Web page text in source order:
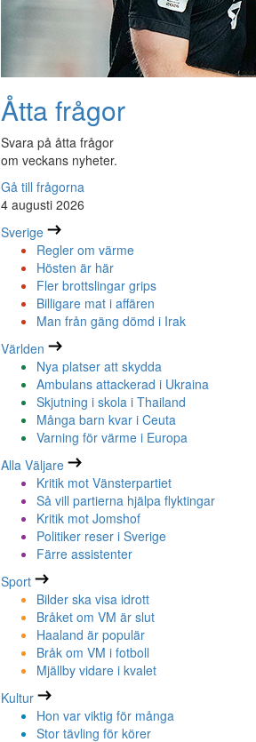
Åtta frågor
Svara på åtta frågor
om veckans nyheter.
Gå till frågorna
4 augusti 2026
Sverige
Regler om värme
Hösten är här
Fler brottslingar grips
Billigare mat i affären
Man från gäng dömd i Irak
Världen
Nya platser att skydda
Ambulans attackerad i Ukraina
Skjutning i skola i Thailand
Många barn kvar i Ceuta
Varning för värme i Europa
Alla Väljare
Kritik mot Vänsterpartiet
Så vill partierna hjälpa flyktingar
Kritik mot Jomshof
Politiker reser i Sverige
Färre assistenter
Sport
Bilder ska visa idrott
Bråket om VM är slut
Haaland är populär
Bråk om VM i fotboll
Mjällby vidare i kvalet
Kultur
Hon var viktig för många
Stor tävling för körer